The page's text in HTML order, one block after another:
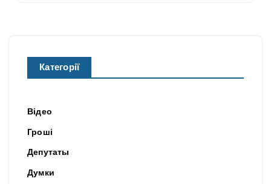
Категорії
Відео
Гроші
Депутаты
Думки